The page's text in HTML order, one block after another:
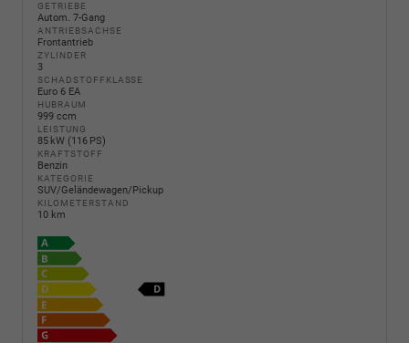
GETRIEBE
Autom. 7-Gang
ANTRIEBSACHSE
Frontantrieb
ZYLINDER
3
SCHADSTOFFKLASSE
Euro 6 EA
HUBRAUM
999 ccm
LEISTUNG
85 kW (116 PS)
KRAFTSTOFF
Benzin
KATEGORIE
SUV/Geländewagen/Pickup
KILOMETERSTAND
10 km